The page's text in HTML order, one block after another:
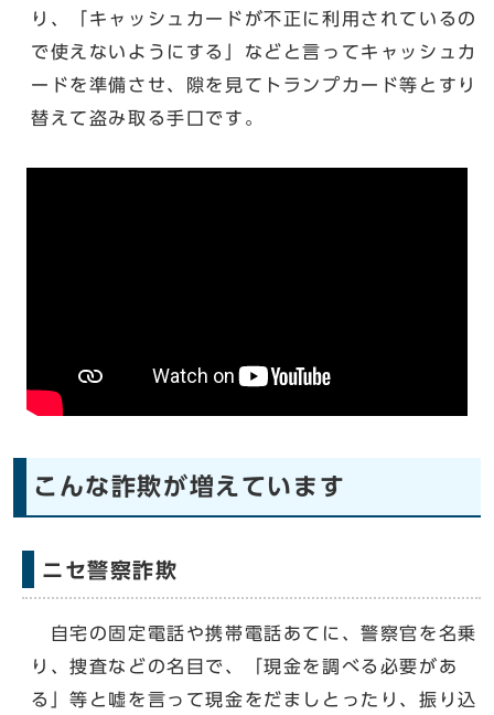
り、「キャッシュカードが不正に利用されているの
で使えないようにする」などと言ってキャッシュカ
ードを準備させ、隙を見てトランプカード等とすり
替えて盗み取る手口です。
こんな詐欺が増えています
ニセ警察詐欺
自宅の固定電話や携帯電話あてに、警察官を名乗
り、捜査などの名目で、「現金を調べる必要があ
る」等と嘘を言って現金をだましとったり、振り込